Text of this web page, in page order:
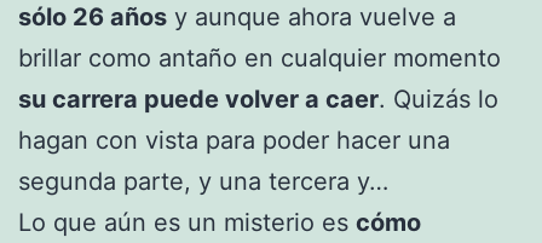
sólo 26 años y aunque ahora vuelve a
brillar como antaño en cualquier momento
su carrera puede volver a caer. Quizás lo
hagan con vista para poder hacer una
segunda parte, y una tercera y…
Lo que aún es un misterio es cómo